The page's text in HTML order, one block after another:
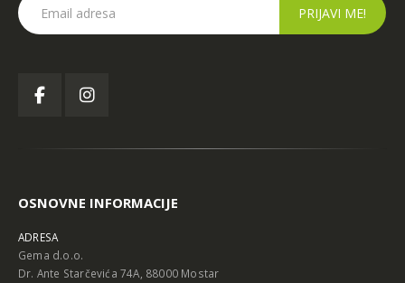
OSNOVNE INFORMACIJE
ADRESA
Gema d.o.o.
Dr. Ante Starčevića 74A, 88000 Mostar